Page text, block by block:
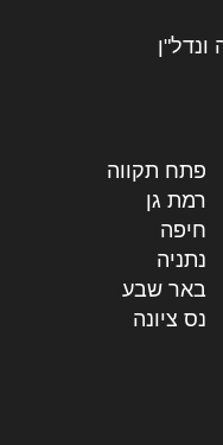
ונדל"ן
פתח תקווה
רמת גן
חיפה
נתניה
באר שבע
נס ציונה